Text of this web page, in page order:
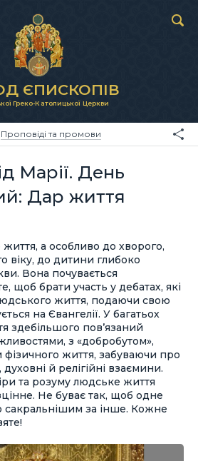
ЄПИСКОПІВ
Греко-Католицької Церкви
Проповіді та промови
Марії. День
Дар життя
а особливо до хворого,
віку, до дитини глибоко
Вона почувається
щоб брати участь у дебатах, які
життя, подаючи свою
на Євангелії. У багатьох
здебільшого пов’язаний
з «добробутом»,
фізичного життя, забуваючи про
й релігійні взаємини.
та розуму людське життя
Не буває так, щоб одне
сакральнішим за інше. Кожне